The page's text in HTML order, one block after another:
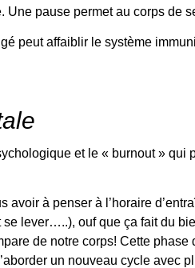
pause permet au corps de
peut affaiblir le système
et le « burnout » qui
avoir à penser à l’horaire
lever…..), ouf que ça fait du
de notre corps! Cette
un nouveau cycle avec